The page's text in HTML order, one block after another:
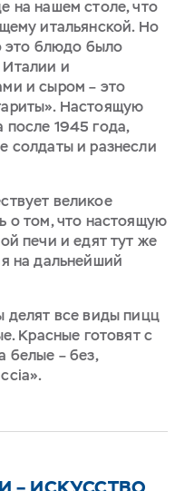
на нашем столе, что
итальянской. Но
это блюдо было
и
и сыром – это
Настоящую
после 1945 года,
солдаты и разнесли
великое
о том, что настоящую
печи и едят тут же
на дальнейший
делят все виды пицц
Красные готовят с
белые – без,